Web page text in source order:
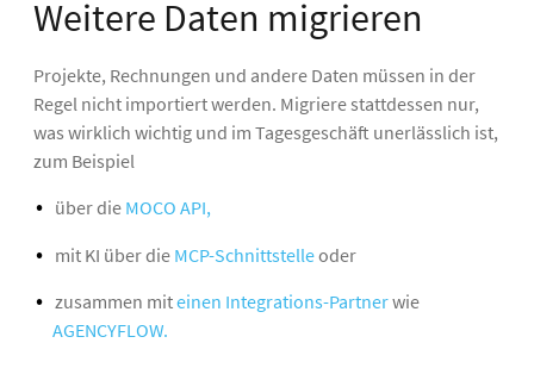
Weitere Daten migrieren
Projekte, Rechnungen und andere Daten müssen in der
Regel nicht importiert werden. Migriere stattdessen nur,
was wirklich wichtig und im Tagesgeschäft unerlässlich ist,
zum Beispiel
über die MOCO API,
mit KI über die MCP-Schnittstelleoder
zusammen miteinen Integrations-Partnerwie
AGENCYFLOW.